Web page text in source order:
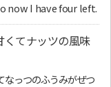
now I have four left.
くてナッツの風味
なっつのふうみがぜつ